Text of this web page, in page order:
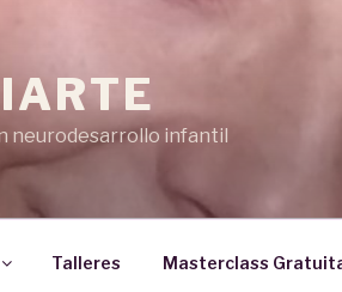
neurodesarrollo infantil
Talleres Masterclass